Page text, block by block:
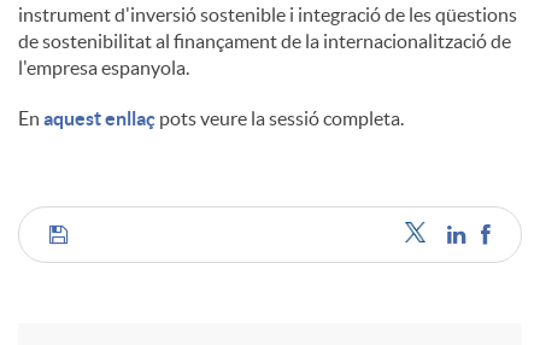
instrument d'inversió sostenible i integració de les qüestions
de sostenibilitat al finançament de la internacionalització de
l'empresa espanyola.
En aquest enllaç pots veure la sessió completa.
C